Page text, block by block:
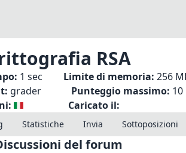
RSA
1 sec Limite di memoria: 256
grader Punteggio massimo: 10
Caricato il:
Statistiche Invia Sottoposizioni
del forum